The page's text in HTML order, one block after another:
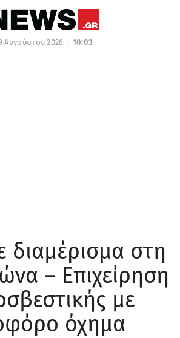
Αυγούστου 2026 | 10:03
διαμέρισμα στη
– Επιχείρηση
με
όχημα